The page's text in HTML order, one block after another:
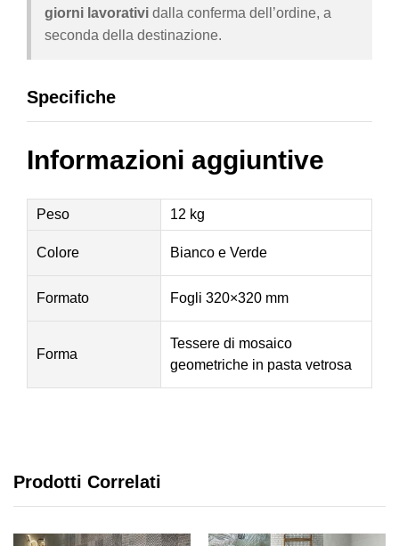
giorni lavorativi dalla conferma dell’ordine, a
seconda della destinazione.
Specifiche
Informazioni aggiuntive
Peso 12 kg
Colore Bianco e Verde
Formato Fogli 320×320 mm
Forma
Tessere di mosaico
geometriche in pasta vetrosa
Prodotti Correlati